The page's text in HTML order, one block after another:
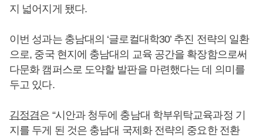
지 넓어지게 됐다.
이번 성과는 충남대의 ‘글로컬대학30’ 추진 전략의 일환
으로, 중국 현지에 충남대의 교육 공간을 확장함으로써
다문화 캠퍼스로 도약할 발판을 마련했다는 데 의미를
두고 있다.
김정겸은 “시안과 청두에 충남대 학부위탁교육과정 기
지를 두게 된 것은 충남대 국제화 전략의 중요한 전환